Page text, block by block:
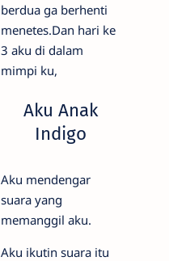
berdua ga berhenti
menetes.Dan hari ke
3 aku di dalam
mimpi ku,
Aku Anak
Indigo
Aku mendengar
suara yang
memanggil aku.
Aku ikutin suara itu